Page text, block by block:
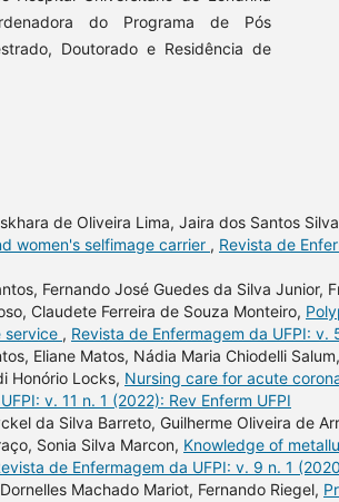
do Programa de Pós
Doutorado e Residência de
de Oliveira Lima, Jaira dos Santos
women's selfimage carrier , Revista de
Fernando José Guedes da Silva Junior,
Claudete Ferreira de Souza Monteiro,
service , Revista de Enfermagem da UFPI: v.
Eliane Matos, Nádia Maria Chiodelli
Honório Locks, Nursing care for acute
v. 11 n. 1 (2022): Rev Enferm UFPI
da Silva Barreto, Guilherme Oliveira de
Sonia Silva Marcon, Knowledge of
de Enfermagem da UFPI: v. 9 n. 1
Machado Mariot, Fernando Riegel,